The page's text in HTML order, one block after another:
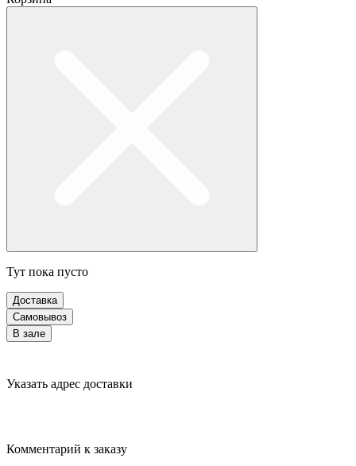
Тут пока пусто
Доставка
Самовывоз
В зале
Указать адрес доставки
Комментарий к заказу